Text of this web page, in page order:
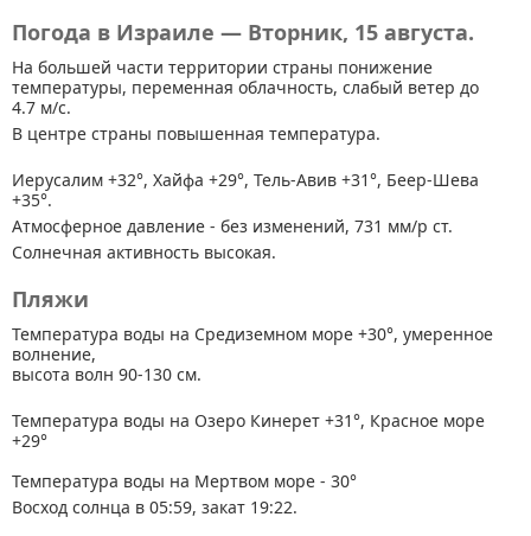
Погода в Израиле — Вторник, 15 августа.
На большей части территории страны понижение
температуры, переменная облачность, слабый ветер до
4.7 м/с.
В центре страны повышенная температура.
Иерусалим +32°, Хайфа +29°, Тель-Авив +31°, Беер-Шева
+35°.
Атмосферное давление - без изменений, 731 мм/р ст.
Солнечная активность высокая.
Пляжи
Температура воды на Средиземном море +30°, умеренное
волнение,
высота волн 90-130 см.
Температура воды на Озеро Кинерет +31°, Красное море
+29°
Температура воды на Мертвом море - 30°
Восход солнца в 05:59, закат 19:22.